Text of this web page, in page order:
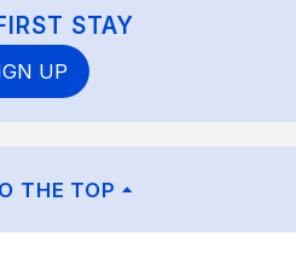
STAY
UP
THE TOP